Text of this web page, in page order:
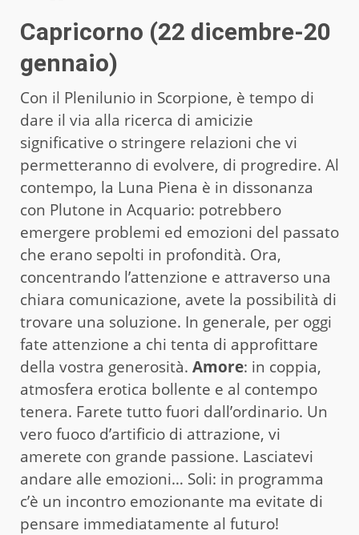
Capricorno (22 dicembre-20
gennaio)
Con il Plenilunio in Scorpione, è tempo di
dare il via alla ricerca di amicizie
significative o stringere relazioni che vi
permetteranno di evolvere, di progredire. Al
contempo, la Luna Piena è in dissonanza
con Plutone in Acquario: potrebbero
emergere problemi ed emozioni del passato
che erano sepolti in profondità. Ora,
concentrando l’attenzione e attraverso una
chiara comunicazione, avete la possibilità di
trovare una soluzione. In generale, per oggi
fate attenzione a chi tenta di approfittare
della vostra generosità. Amore: in coppia,
atmosfera erotica bollente e al contempo
tenera. Farete tutto fuori dall’ordinario. Un
vero fuoco d’artificio di attrazione, vi
amerete con grande passione. Lasciatevi
andare alle emozioni… Soli: in programma
c’è un incontro emozionante ma evitate di
pensare immediatamente al futuro!